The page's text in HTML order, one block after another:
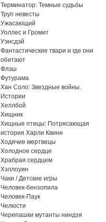
Терминатор: Темные судьбы
Труп невесты
Ужасающий
Уоллес и Громит
Уэнсдэй
Фантастические твари и где они
обитают
Флэш
Футурама
Хан Соло: Звездные войны.
Истории
Хеллбой
Хищник
Хищные птицы: Потрясающая
история Харли Квинн
Ходячие мертвецы
Холодное сердце
Храбрая сердцем
Хэллоуин
Чаки / Детские игры
Человек-бензопила
Человек-Паук
Челюсти
Черепашки мутанты ниндзя